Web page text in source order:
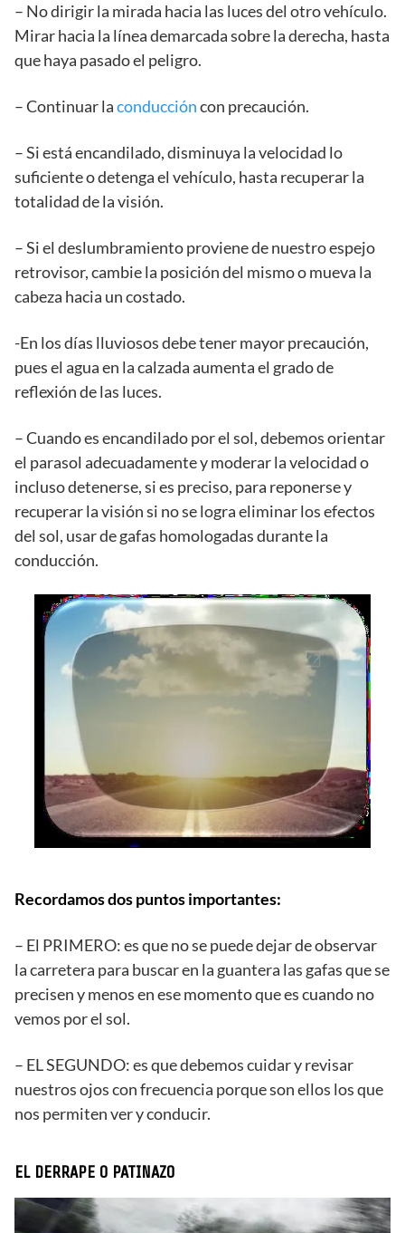
– No dirigir la mirada hacia las luces del otro vehículo.
Mirar hacia la línea demarcada sobre la derecha, hasta
que haya pasado el peligro.
– Continuar laconduccióncon precaución.
– Si está encandilado, disminuya la velocidad lo
suficiente o detenga el vehículo, hasta recuperar la
totalidad de la visión.
– Si el deslumbramiento proviene de nuestro espejo
retrovisor, cambie la posición del mismo o mueva la
cabeza hacia un costado.
-En los días lluviosos debe tener mayor precaución,
pues el agua en la calzada aumenta el grado de
reflexión de las luces.
– Cuando es encandilado por el sol, debemos orientar
el parasol adecuadamente y moderar la velocidad o
incluso detenerse, si es preciso, para reponerse y
recuperar la visión si no se logra eliminar los efectos
del sol, usar de gafas homologadas durante la
conducción.
Recordamos dos puntos importantes:
– El PRIMERO: es que no se puede dejar de observar
la carretera para buscar en la guantera las gafas que se
precisen y menos en ese momento que es cuando no
vemos por el sol.
– EL SEGUNDO: es que debemos cuidar y revisar
nuestros ojos con frecuencia porque son ellos los que
nos permiten ver y conducir.
EL DERRAPE O PATINAZO